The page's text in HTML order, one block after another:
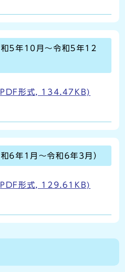
和5年10月～令和5年12
形式, 134.47KB)
6年1月～令和6年3月）
形式, 129.61KB)